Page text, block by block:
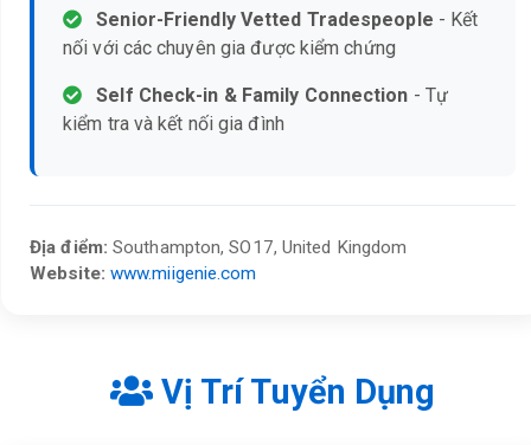
Senior-Friendly Vetted Tradespeople - Kết
nối với các chuyên gia được kiểm chứng
Self Check-in & Family Connection - Tự
kiểm tra và kết nối gia đình
Địa điểm: Southampton, SO17, United Kingdom
Website: www.miigenie.com
Vị Trí Tuyển Dụng